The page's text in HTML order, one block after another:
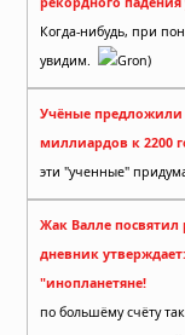
Когда-нибудь, при
увидим.
Gron)
Учёные предложили
миллиардов к 2200
эти "ученные"
Жак Валле посвятил
дневник
"инопланетяне!
по большёму счёту